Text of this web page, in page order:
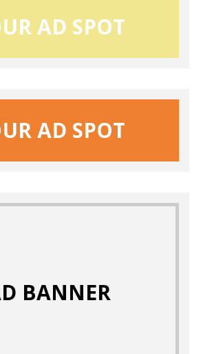
AD SPOT
AD SPOT
BANNER